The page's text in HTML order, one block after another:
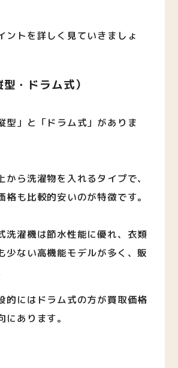
ントを詳しく見ていきましょ
・ドラム式）
型」と「ドラム式」がありま
から洗濯物を入れるタイプで、
格も比較的安いのが特徴です。
洗濯機は節水性能に優れ、衣類
少ない高機能モデルが多く、販
的にはドラム式の方が買取価格
にあります。